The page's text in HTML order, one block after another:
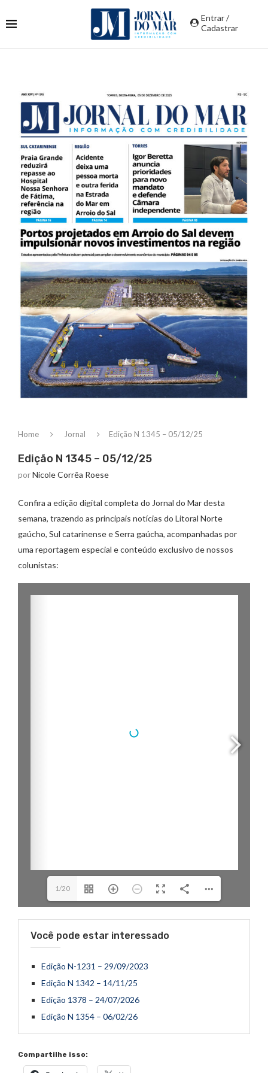
Entrar /
Cadastrar
Home Jornal Edição N 1345 – 05/12/25
Edição N 1345 – 05/12/25
porNicole Corrêa Roese
Confira a edição digital completa do Jornal do Mar desta
semana, trazendo as principais notícias do Litoral Norte
gaúcho, Sul catarinense e Serra gaúcha, acompanhadas por
uma reportagem especial e conteúdo exclusivo de nossos
colunistas:
1/20
Você pode estar interessado
Edição N-1231 – 29/09/2023
Edição N 1342 – 14/11/25
Edição 1378 – 24/07/2026
Edição N 1354 – 06/02/26
Compartilhe isso: